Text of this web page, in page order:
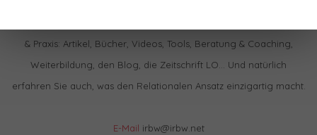
& Praxis: Artikel, Bücher, Videos, Tools, Beratung & Coaching,
Weiterbildung, den Blog, die Zeitschrift LO… Und natürlich
erfahren Sie auch, was den Relationalen Ansatz einzigartig macht.
E-Mail irbw@irbw.net